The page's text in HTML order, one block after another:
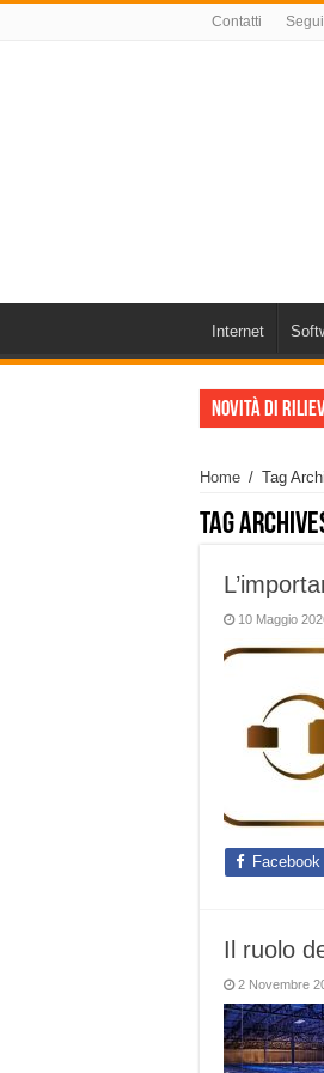
Contatti
Internet
Novità di
Home / Tag
Tag
10 Maggio
Facebook
Il ruolo
2 Novembre